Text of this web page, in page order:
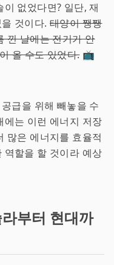
없었다면? 일단, 재
것이다. 태양이 쨍쨍
낀 날에는 전기가 안
올 수도 있었다.📺
급을 위해 빼놓을 수
에는 이런 에너지 저장
많은 에너지를 효율적
역할을 할 것이라 예상
부터 현대까